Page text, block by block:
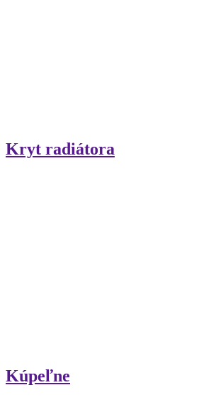
Kryt radiátora
Kúpeľne